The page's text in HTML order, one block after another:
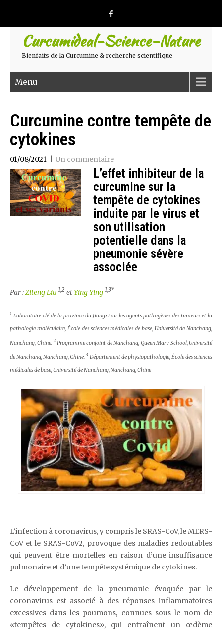
Curcumideal-Science-Nature
Bienfaits de la Curcumine & recherche scientifique
Menu
Curcumine contre tempête de
cytokines
01/08/2021 Un commentaire
L’effet inhibiteur de la
curcumine sur la
tempête de cytokines
induite par le virus et
son utilisation
potentielle dans la
pneumonie sévère
associée
Par :Ziteng Liu 1,2 etYing Ying 1,3*
1 Laboratoire clé de la province du Jiangxi sur les agents pathogènes des tumeurs et la
pathologie moléculaire, École des sciences médicales de base, Université de Nanchang,
Nanchang, Chine.2 Programme conjoint de Nanchang, Queen Mary School, Université
de Nanchang, Nanchang, Chine.3 Département de physiopathologie, École des sciences
médicales de base, Université de Nanchang, Nanchang, Chine
L’infection à coronavirus, y compris le SRAS-CoV, le MERS-
CoV et le SRAS-CoV2, provoque des maladies redoutables
qui peuvent être mortelles en raison d’une insuffisance
pulmonaire et d’une tempête systémique de cytokines.
Le développement de la pneumonie évoquée par le
coronavirus est associé à des réponses inflammatoires
excessives dans les poumons, connues sous le nom de
«tempêtes de cytokines», qui entraînent un œdème